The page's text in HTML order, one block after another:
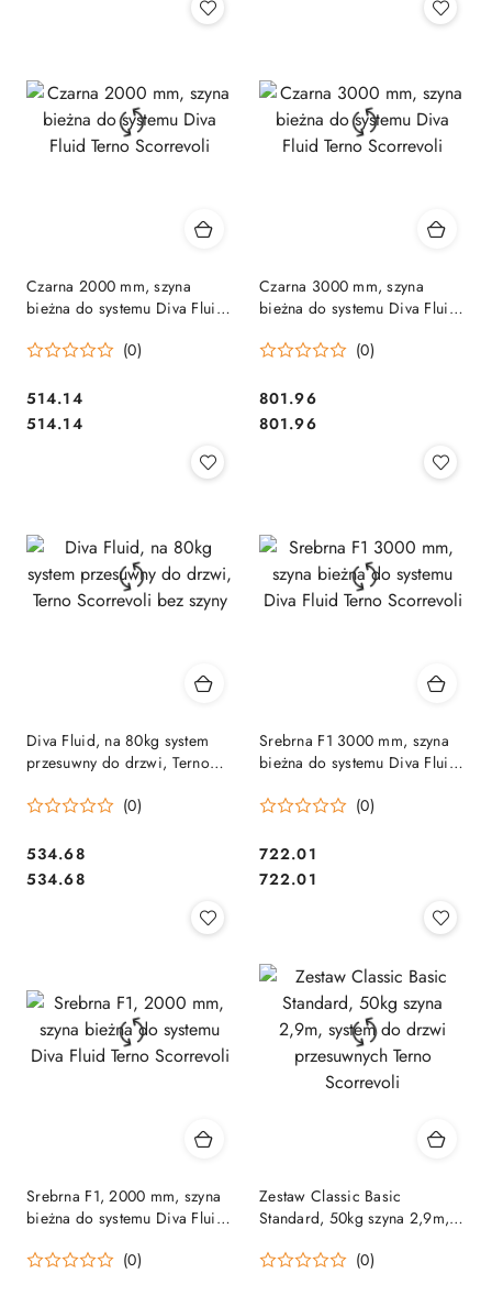
Czarna 2000 mm, szyna
bieżna do systemu Diva Fluid
(0)
Cena:
514.14
Cena:
514.14
Czarna 3000 mm, szyna
bieżna do systemu Diva Fluid
(0)
Cena:
801.96
Cena:
801.96
Diva Fluid, na 80kg system
przesuwny do drzwi, Terno
(0)
Cena:
534.68
Cena:
534.68
Srebrna F1 3000 mm, szyna
bieżna do systemu Diva Fluid
(0)
Cena:
722.01
Cena:
722.01
Srebrna F1, 2000 mm, szyna
bieżna do systemu Diva Fluid
(0)
Zestaw Classic Basic
Standard, 50kg szyna 2,9m,
Terno Scorrevoli
(0)